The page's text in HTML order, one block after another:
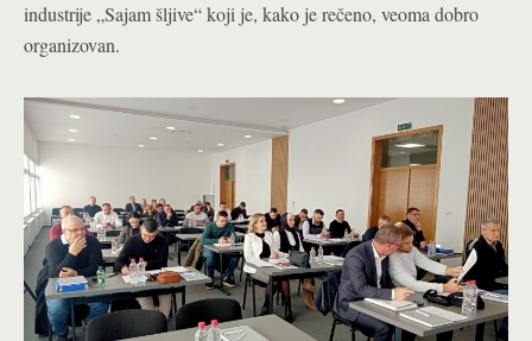
industrije „Sajam šljive“ koji je, kako je rečeno, veoma dobro
organizovan.